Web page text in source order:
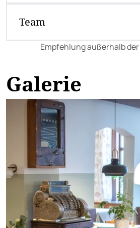
Team
Empfehlung außerhalb
Galerie